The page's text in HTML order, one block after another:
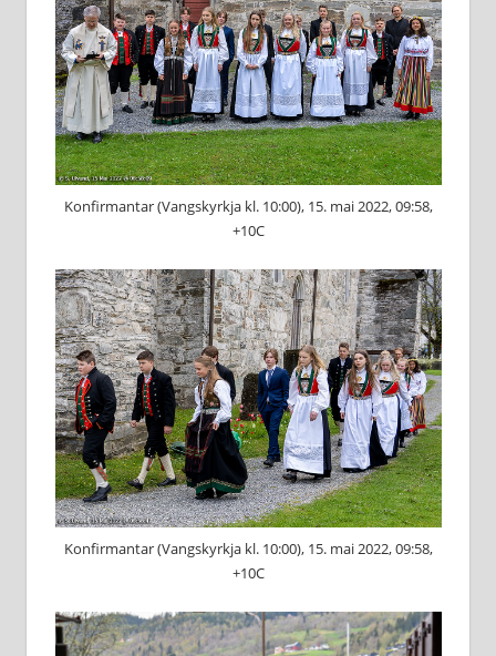
Konfirmantar (Vangskyrkja kl. 10:00), 15. mai 2022, 09:58,
+10C
Konfirmantar (Vangskyrkja kl. 10:00), 15. mai 2022, 09:58,
+10C